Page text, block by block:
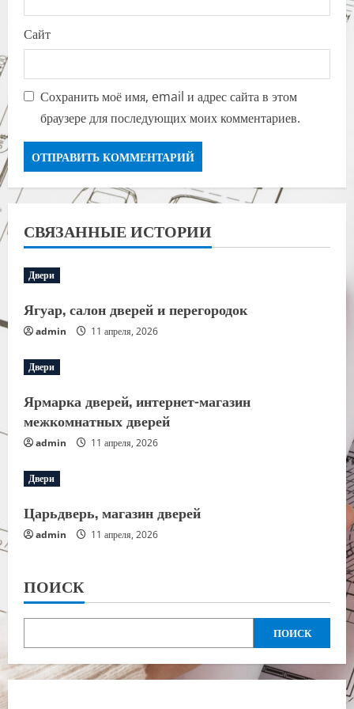
Сайт
Сохранить моё имя, email и адрес сайта в этом
браузере для последующих моих комментариев.
СВЯЗАННЫЕ ИСТОРИИ
Двери
Ягуар, салон дверей и перегородок
admin 11 апреля, 2026
Двери
Ярмарка дверей, интернет-магазин
межкомнатных дверей
admin 11 апреля, 2026
Двери
Царьдверь, магазин дверей
admin 11 апреля, 2026
ПОИСК
ПОИСК